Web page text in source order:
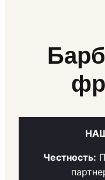
Честность: